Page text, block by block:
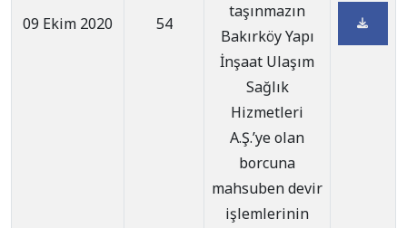
09 Ekim 2020 54
taşınmazın
Bakırköy Yapı
İnşaat Ulaşım
Sağlık
Hizmetleri
A.Ş.’ye olan
borcuna
mahsuben devir
işlemlerinin